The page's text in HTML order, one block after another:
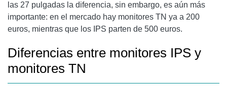
las 27 pulgadas la diferencia, sin embargo, es aún más
importante: en el mercado hay monitores TN ya a 200
euros, mientras que los IPS parten de 500 euros.
Diferencias entre monitores IPS y
monitores TN